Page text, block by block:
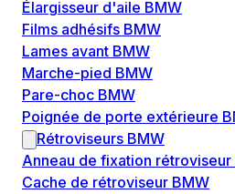
Élargisseur d'aile BMW
Films adhésifs BMW
Lames avant BMW
Marche-pied BMW
Pare-choc BMW
Poignée de porte extérieure
Rétroviseurs BMW
Anneau de fixation
Cache de rétroviseur BMW